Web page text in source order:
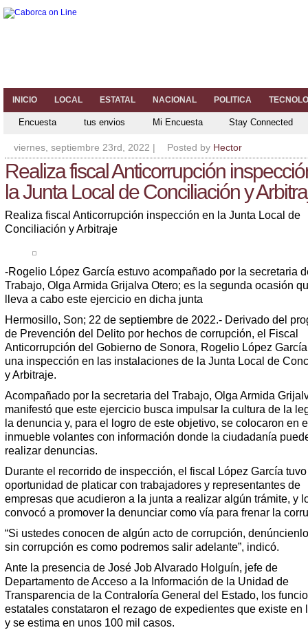
INICIO LOCAL ESTATAL NACIONAL POLITICA
Encuesta tus envios Mi Encuesta Stay Connected
viernes, septiembre 23rd, 2022 Posted by Hector
Realiza fiscal Anticorrupción
la Junta Local de Conciliación y
Realiza fiscal Anticorrupción inspección en la Junta Local de
Conciliación y Arbitraje
-Rogelio López García estuvo acompañado por la secretaria
Trabajo, Olga Armida Grijalva Otero; es la segunda ocasión
lleva a cabo este ejercicio en dicha junta
Hermosillo, Son; 22 de septiembre de 2022.- Derivado del
de Prevención del Delito por hechos de corrupción, el Fiscal
Anticorrupción del Gobierno de Sonora, Rogelio López
una inspección en las instalaciones de la Junta Local de
y Arbitraje.
Acompañado por la secretaria del Trabajo, Olga Armida
manifestó que este ejercicio busca impulsar la cultura de la
la denuncia y, para el logro de este objetivo, se colocaron en
inmueble volantes con información donde la ciudadanía
realizar denuncias.
Durante el recorrido de inspección, el fiscal López García
oportunidad de platicar con trabajadores y representantes de
empresas que acudieron a la junta a realizar algún trámite, y
convocó a promover la denunciar como vía para frenar la
“Si ustedes conocen de algún acto de corrupción,
sin corrupción es como podremos salir adelante”, indicó.
Ante la presencia de José Job Alvarado Holguín, jefe de
Departamento de Acceso a la Información de la Unidad de
Transparencia de la Contraloría General del Estado, los
estatales constataron el rezago de expedientes que existe en
y se estima en unos 100 mil casos.